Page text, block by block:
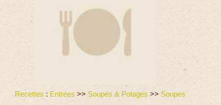
Recettes : Entrées >> Soupes & Potages >> Soupes